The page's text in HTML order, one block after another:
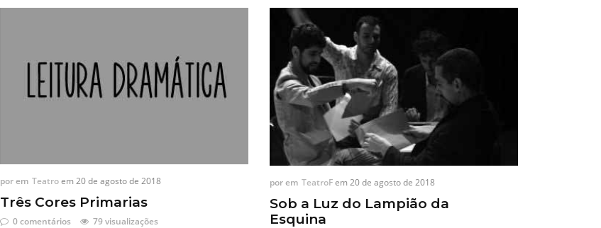
porem Teatroem20 de agosto de 2018
Três Cores Primarias
0 comentários 79 visualizações
porem TeatroFem20 de agosto de 2018
Sob a Luz do Lampião da
Esquina